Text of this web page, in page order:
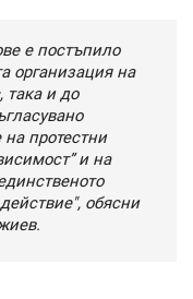
е постъпило
организация на
така и до
протестни
и на
обясни